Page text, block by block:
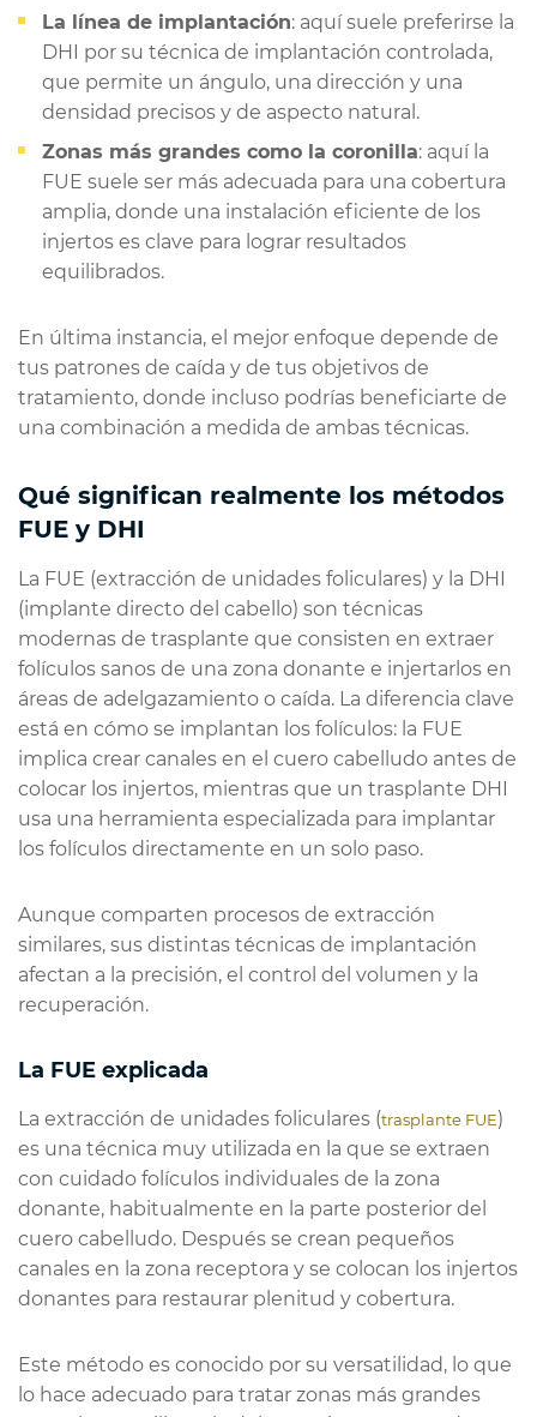
La línea de implantación: aquí suele preferirse la
DHI por su técnica de implantación controlada,
que permite un ángulo, una dirección y una
densidad precisos y de aspecto natural.
Zonas más grandes como la coronilla: aquí la
FUE suele ser más adecuada para una cobertura
amplia, donde una instalación eficiente de los
injertos es clave para lograr resultados
equilibrados.
En última instancia, el mejor enfoque depende de
tus patrones de caída y de tus objetivos de
tratamiento, donde incluso podrías beneficiarte de
una combinación a medida de ambas técnicas.
Qué significan realmente los métodos
FUE y DHI
La FUE (extracción de unidades foliculares) y la DHI
(implante directo del cabello) son técnicas
modernas de trasplante que consisten en extraer
folículos sanos de una zona donante e injertarlos en
áreas de adelgazamiento o caída. La diferencia clave
está en cómo se implantan los folículos: la FUE
implica crear canales en el cuero cabelludo antes de
colocar los injertos, mientras que un trasplante DHI
usa una herramienta especializada para implantar
los folículos directamente en un solo paso.
Aunque comparten procesos de extracción
similares, sus distintas técnicas de implantación
afectan a la precisión, el control del volumen y la
recuperación.
La FUE explicada
La extracción de unidades foliculares (trasplante FUE)
es una técnica muy utilizada en la que se extraen
con cuidado folículos individuales de la zona
donante, habitualmente en la parte posterior del
cuero cabelludo. Después se crean pequeños
canales en la zona receptora y se colocan los injertos
donantes para restaurar plenitud y cobertura.
Este método es conocido por su versatilidad, lo que
lo hace adecuado para tratar zonas más grandes